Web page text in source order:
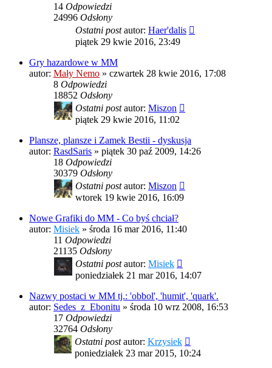
14 Odpowiedzi
24996 Odsłony
Ostatni postautor: Haer'dalis
piątek 29 kwie 2016, 23:49
Gry hazardowe w MM
autor: Mały Nemo » czwartek 28 kwie 2016, 17:08
8 Odpowiedzi
18852 Odsłony
Ostatni postautor: Miszon
piątek 29 kwie 2016, 11:02
Plansze, plansze i Zamek Bestii - dyskusja
autor: RasdSaris » piątek 30 paź 2009, 14:26
18 Odpowiedzi
30379 Odsłony
Ostatni postautor: Miszon
wtorek 19 kwie 2016, 16:09
Nowe Grafiki do MM - Co byś chciał?
autor: Misiek » środa 16 mar 2016, 11:40
11 Odpowiedzi
21135 Odsłony
Ostatni postautor: Misiek
poniedziałek 21 mar 2016, 14:07
Nazwy postaci w MM tj.: 'obbol', 'humit', 'quark'.
autor: Sedes_z_Ebonitu » środa 10 wrz 2008, 16:53
17 Odpowiedzi
32764 Odsłony
Ostatni postautor: Krzysiek
poniedziałek 23 mar 2015, 10:24